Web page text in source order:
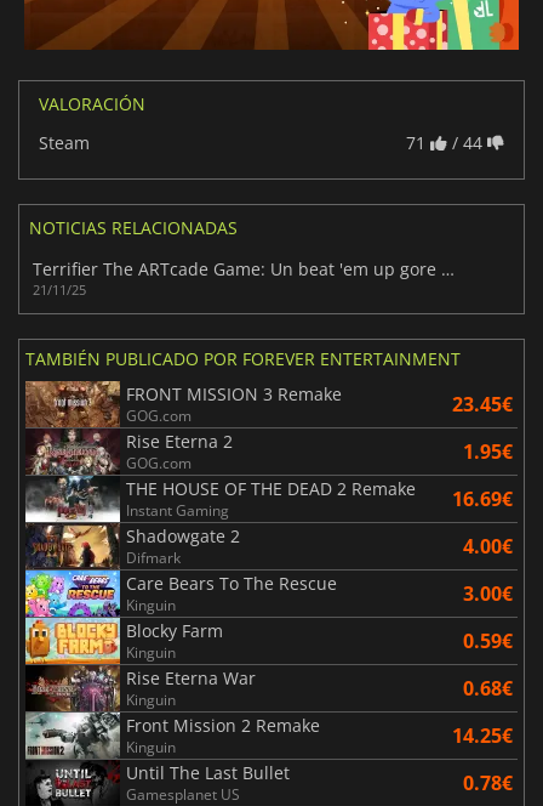
VALORACIÓN
Steam
71 / 44
NOTICIAS RELACIONADAS
Terrifier The ARTcade Game: Un beat 'em up gore de inspiración retro
21/11/25
TAMBIÉN PUBLICADO POR FOREVER ENTERTAINMENT
FRONT MISSION 3 Remake
GOG.com 23.45€
Rise Eterna 2
GOG.com 1.95€
THE HOUSE OF THE DEAD 2 Remake
Instant Gaming 16.69€
Shadowgate 2
Difmark 4.00€
Care Bears To The Rescue
Kinguin 3.00€
Blocky Farm
Kinguin 0.59€
Rise Eterna War
Kinguin 0.68€
Front Mission 2 Remake
Kinguin 14.25€
Until The Last Bullet
Gamesplanet US 0.78€